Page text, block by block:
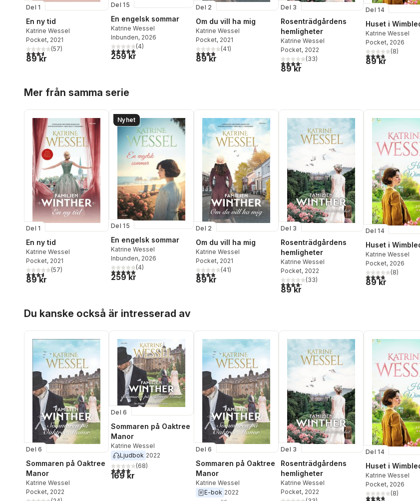
Del 1
En ny tid
Katrine Wessel
Pocket, 2021
3,6utav 5 stjärnor. Totalt antal röster:
(57)
89 kr
Del 15
En engelsk sommar
Katrine Wessel
Inbunden, 2026
5,0utav 5 stjärnor. Totalt antal röster:
(4)
259 kr
Del 2
Om du vill ha mig
Katrine Wessel
Pocket, 2021
3,9utav 5 stjärnor. Totalt antal röster:
(41)
89 kr
Del 3
Rosenträdgårdens
hemligheter
Katrine Wessel
Pocket, 2022
4,2utav 5 stjärnor. Totalt antal röster:
(33)
89 kr
Del 14
Huset i
Katrine Wessel
Pocket, 2026
3,8utav 5 stjärnor.
(8)
89 kr
Mer från samma serie
Del 1
En ny tid
Katrine Wessel
Pocket, 2021
3,6utav 5 stjärnor. Totalt antal röster:
(57)
89 kr
Nyhet
Del 15
En engelsk sommar
Katrine Wessel
Inbunden, 2026
5,0utav 5 stjärnor. Totalt antal röster:
(4)
259 kr
Del 2
Om du vill ha mig
Katrine Wessel
Pocket, 2021
3,9utav 5 stjärnor. Totalt antal röster:
(41)
89 kr
Del 3
Rosenträdgårdens
hemligheter
Katrine Wessel
Pocket, 2022
4,2utav 5 stjärnor. Totalt antal röster:
(33)
89 kr
Del 14
Huset i
Katrine Wessel
Pocket, 2026
3,8utav 5 stjärnor.
(8)
89 kr
Du kanske också är intresserad av
Del 6
Sommaren på Oaktree
Manor
Katrine Wessel
Pocket, 2022
Del 6
Sommaren på Oaktree
Manor
Katrine Wessel
Ljudbok 2022
4,1utav 5 stjärnor. Totalt antal röster:
(68)
169 kr
Del 6
Sommaren på Oaktree
Manor
Katrine Wessel
E-bok 2022
Del 3
Rosenträdgårdens
hemligheter
Katrine Wessel
Pocket, 2022
Del 14
Huset i
Katrine Wessel
Pocket, 2026
3,8utav 5 stjärnor.
(8)